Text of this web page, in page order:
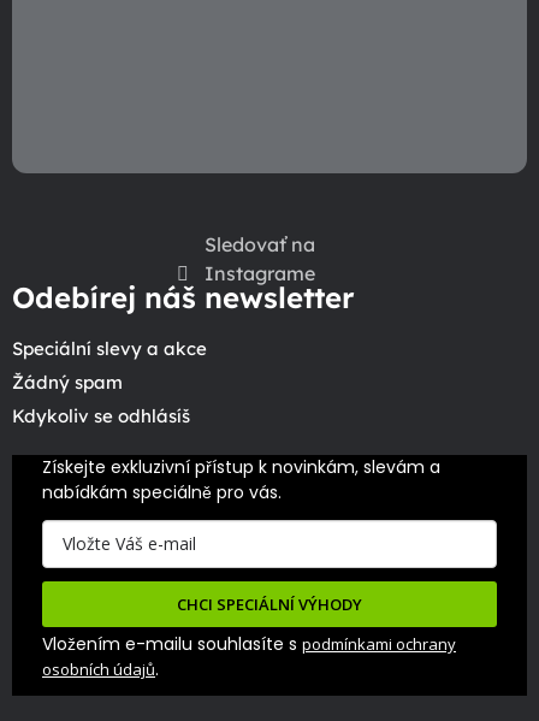
Sledovať na
Instagrame
Odebírej náš newsletter
Speciální slevy a akce
Žádný spam
Kdykoliv se odhlásíš
Získejte exkluzivní přístup k novinkám, slevám a
nabídkám speciálně pro vás.
CHCI SPECIÁLNÍ VÝHODY
Vložením e-mailu souhlasíte s podmínkami ochrany
osobních údajů.